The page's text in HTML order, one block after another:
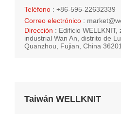
Teléfono : +86-595-22632339
Correo electrónico :
Dirección : Edificio
industrial Wan An, distrito de
Quanzhou, Fujian, China
Taiwán WELLKNIT